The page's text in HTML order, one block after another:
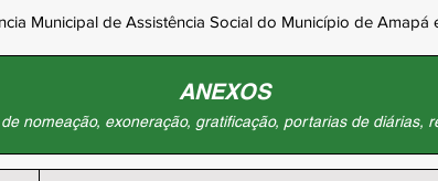
Municipal de Assistência Social do Município de
ANEXOS
nomeação, exoneração, gratificação, portarias de diárias,